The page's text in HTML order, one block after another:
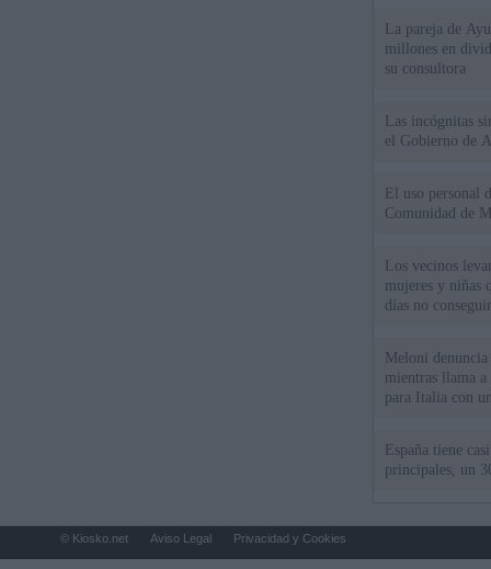
La pareja de
millones en
su consultora
Las incógnitas
el Gobierno de
El uso personal
Comunidad de
Los vecinos
mujeres y niñas
días no
Meloni
mientras llama
para Italia con
España tiene
principales, un
© Kiosko.net Aviso Legal Privacidad y Cookies